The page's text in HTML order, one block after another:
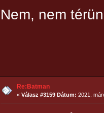
Nem, nem
Re:Batman
«Válasz #3159 Dátum: 2021.